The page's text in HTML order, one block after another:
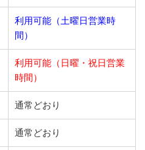
利用可能（土曜日営業時
間）
利用可能（日曜・祝日営業
時間）
通常どおり
通常どおり